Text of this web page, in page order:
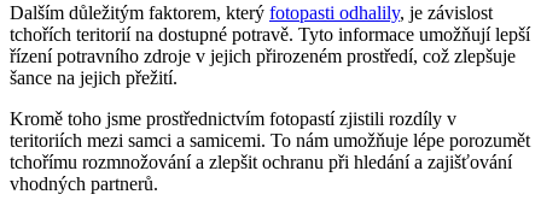
Dalším důležitým faktorem, který fotopasti odhalily, je závislost
tchořích teritorií na dostupné potravě. Tyto informace umožňují lepší
řízení potravního zdroje v jejich přirozeném prostředí, což zlepšuje
šance na jejich přežití.
Kromě toho jsme prostřednictvím fotopastí zjistili rozdíly v
teritoriích mezi samci a samicemi. To nám umožňuje lépe porozumět
tchořímu rozmnožování a zlepšit ochranu při hledání a zajišťování
vhodných partnerů.